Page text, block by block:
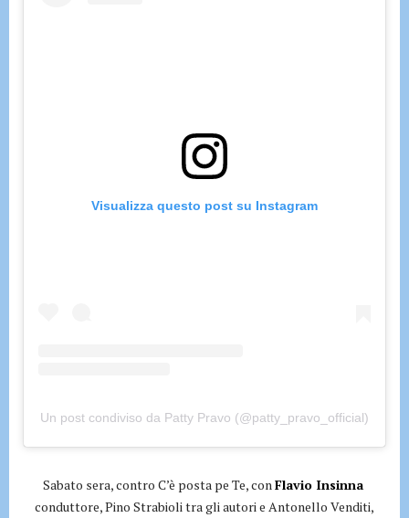
Visualizza questo post su Instagram
Un post condiviso da Patty Pravo (@patty_pravo_official)
Sabato sera, contro C’è posta pe Te, conFlavio Insinna
conduttore, Pino Strabioli tra gli autori e Antonello Venditi,